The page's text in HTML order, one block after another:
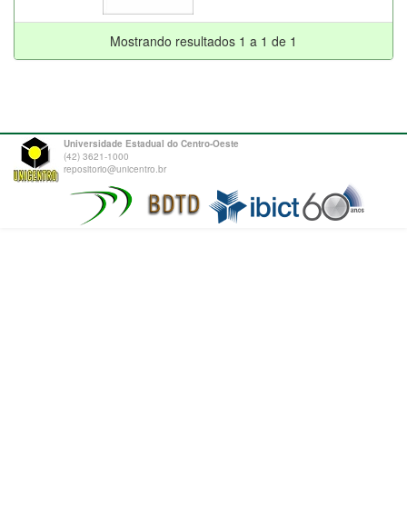
Mostrando resultados 1 a 1 de 1
Universidade Estadual do Centro-Oeste
(42) 3621-1000
repositorio@unicentro.br